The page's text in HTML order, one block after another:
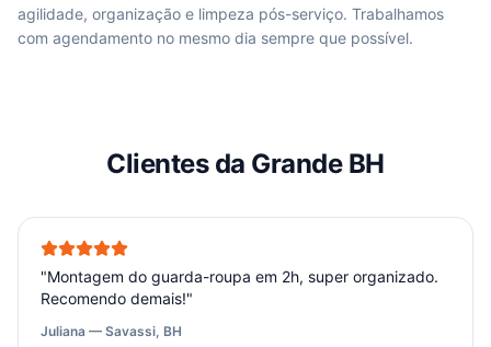
agilidade, organização e limpeza pós-serviço. Trabalhamos
com agendamento no mesmo dia sempre que possível.
Clientes da Grande BH
"Montagem do guarda-roupa em 2h, super organizado.
Recomendo demais!"
Juliana — Savassi, BH